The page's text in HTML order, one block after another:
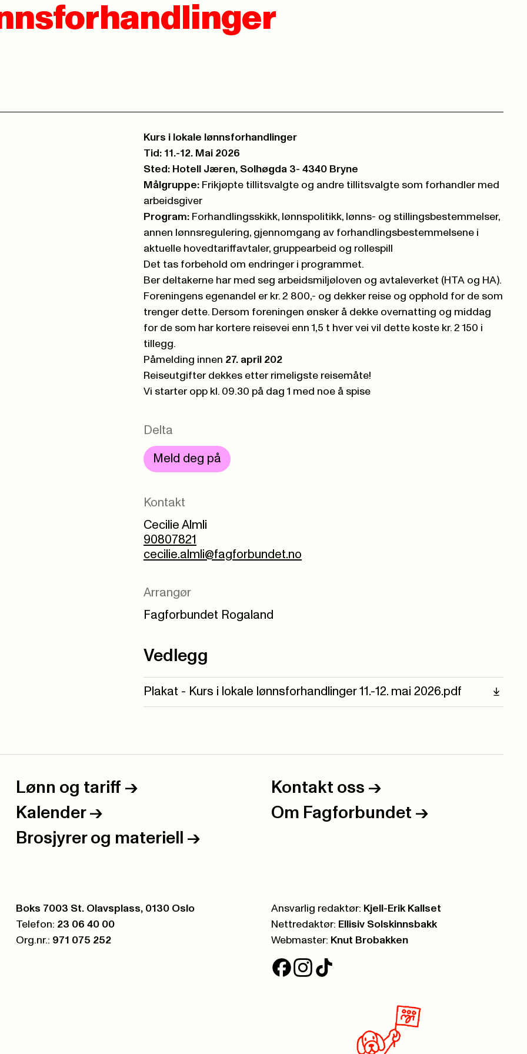
Kurs i lokale lønnsforhandlinger
Tid: 11.-12. Mai 2026
Sted: Hotell Jæren, Solhøgda 3- 4340 Bryne
Målgruppe:Frikjøpte tillitsvalgte og andre tillitsvalgte som forhandler med
arbeidsgiver
Program:Forhandlingsskikk, lønnspolitikk, lønns- og stillingsbestemmelser,
annen lønnsregulering, gjennomgang av forhandlingsbestemmelsene i
aktuelle hovedtariffavtaler, gruppearbeid og rollespill
Det tas forbehold om endringer i programmet.
Ber deltakerne har med seg arbeidsmiljøloven og avtaleverket (HTA og HA).
Foreningens egenandel er kr. 2 800,- og dekker reise og opphold for de som
trenger dette. Dersom foreningen ønsker å dekke overnatting og middag
for de som har kortere reisevei enn 1,5 t hver vei vil dette koste kr. 2 150 i
tillegg.
Påmelding innen 27. april 202
Reiseutgifter dekkes etter rimeligste reisemåte!
Vi starter opp kl. 09.30 på dag 1 med noe å spise
Delta
Meld deg på
Kontakt
Cecilie Almli
90807821
cecilie.almli@fagforbundet.no
Arrangør
Fagforbundet Rogaland
Vedlegg
Plakat - Kurs i lokale lønnsforhandlinger 11.-12. mai 2026.pdf
Lønn og tariff -> Kontakt oss ->
Kalender -> Om Fagforbundet ->
Brosjyrer og materiell ->
Postboks:
Boks 7003 St. Olavsplass, 0130 Oslo
Telefon: 23 06 40 00
Org.nr.: 971 075 252
Ansvarlig redaktør: Kjell-Erik Kallset
Nettredaktør: Ellisiv Solskinnsbakk
Webmaster: Knut Brobakken